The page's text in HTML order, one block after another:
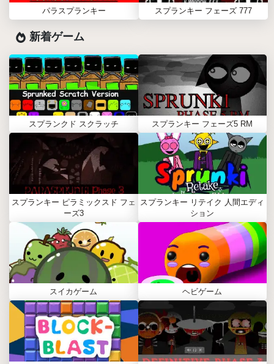
パラスプランキー スプランキー フェーズ 777
新着ゲーム
スプランクド スクラッチ スプランキー フェーズ5 RM
スプランキー ピラミックスド フェ
ーズ3
スプランキー リテイク 人間エディ
ション
スイカゲーム ヘビゲーム